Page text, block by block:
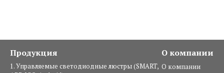
Продукция
1. Управляемые светодиодные люстры (SMART,
О компании
О компании